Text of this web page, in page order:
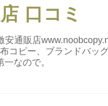
口コミ
通販店
コピー、ブランドバッグ
なので。